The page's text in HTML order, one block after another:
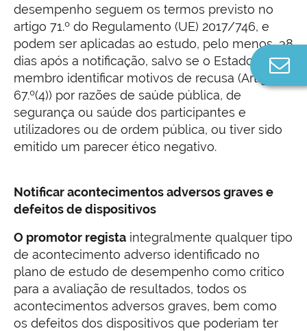
desempenho seguem os termos previsto no
artigo 71.º do Regulamento (UE) 2017/746, e
podem ser aplicadas ao estudo, pelo menos, 38
dias após a notificação, salvo se o Estado-
membro identificar motivos de recusa (Artigo
67.º(4)) por razões de saúde pública, de
segurança ou saúde dos participantes e
utilizadores ou de ordem pública, ou tiver sido
emitido um parecer ético negativo.
Notificar acontecimentos adversos graves e
defeitos de dispositivos
O promotor regista integralmente qualquer tipo
de acontecimento adverso identificado no
plano de estudo de desempenho como critico
para a avaliação de resultados, todos os
acontecimentos adversos graves, bem como
os defeitos dos dispositivos que poderiam ter